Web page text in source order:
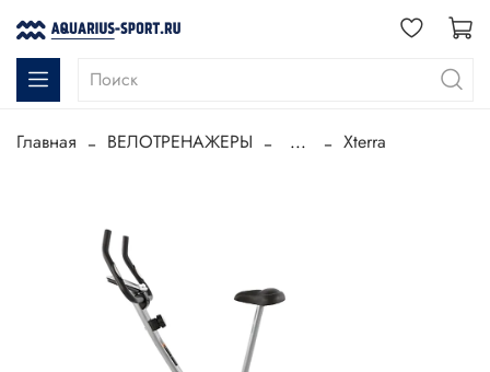
Главная ВЕЛОТРЕНАЖЕРЫ ... Xterra